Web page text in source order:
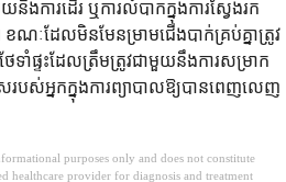
នឹងការដើរ ឬការលំបាកក្នុងការស្វែងរក
ៈដែលមិនមែនម្រាមជើងបាក់គ្រប់គ្នាត្រូវ
រថែទាំផ្ទះដែលត្រឹមត្រូវជាមួយនឹងការសម្រាក
របស់អ្នកក្នុងការព្យាបាលឱ្យបានពេញលេញ
purposes only and does not constitute
healthcare provider for diagnosis and treatment